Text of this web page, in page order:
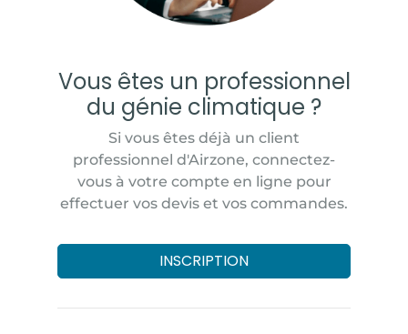
Vous êtes un professionnel
du génie climatique ?
Si vous êtes déjà un client
professionnel d'Airzone, connectez-
vous à votre compte en ligne pour
effectuer vos devis et vos commandes.
INSCRIPTION